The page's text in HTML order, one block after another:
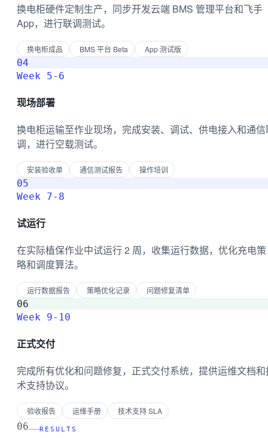
换电柜硬件定制生产，同步开发云端 BMS 管理平台和飞手
App，进行联调测试。
换电柜成品 BMS 平台 Beta App 测试版
04
Week 5-6
现场部署
换电柜运输至作业现场，完成安装、调试、供电接入和通信
调，进行空载测试。
安装验收单 通信测试报告 操作培训
05
Week 7-8
试运行
在实际植保作业中试运行 2 周，收集运行数据，优化充电策
略和调度算法。
运行数据报告 策略优化记录 问题修复清单
06
Week 9-10
正式交付
完成所有优化和问题修复，正式交付系统，提供运维文档
术支持协议。
验收报告 运维手册 技术支持 SLA
06 RESULTS